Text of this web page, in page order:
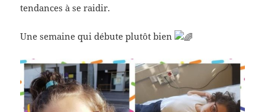
tendances à se raidir.
Une semaine qui débute plutôt bien